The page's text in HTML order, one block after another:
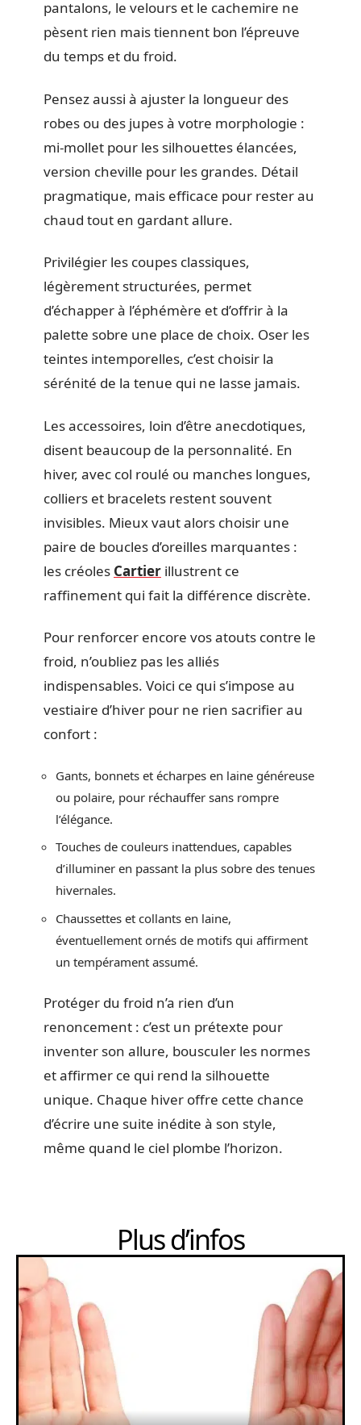
pantalons, le velours et le cachemire ne
pèsent rien mais tiennent bon l’épreuve
du temps et du froid.
Pensez aussi à ajuster la longueur des
robes ou des jupes à votre morphologie :
mi-mollet pour les silhouettes élancées,
version cheville pour les grandes. Détail
pragmatique, mais efficace pour rester au
chaud tout en gardant allure.
Privilégier les coupes classiques,
légèrement structurées, permet
d’échapper à l’éphémère et d’offrir à la
palette sobre une place de choix. Oser les
teintes intemporelles, c’est choisir la
sérénité de la tenue qui ne lasse jamais.
Les accessoires, loin d’être anecdotiques,
disent beaucoup de la personnalité. En
hiver, avec col roulé ou manches longues,
colliers et bracelets restent souvent
invisibles. Mieux vaut alors choisir une
paire de boucles d’oreilles marquantes :
les créoles Cartier illustrent ce
raffinement qui fait la différence discrète.
Pour renforcer encore vos atouts contre le
froid, n’oubliez pas les alliés
indispensables. Voici ce qui s’impose au
vestiaire d’hiver pour ne rien sacrifier au
confort :
Gants, bonnets et écharpes en laine généreuse
ou polaire, pour réchauffer sans rompre
l’élégance.
Touches de couleurs inattendues, capables
d’illuminer en passant la plus sobre des tenues
hivernales.
Chaussettes et collants en laine,
éventuellement ornés de motifs qui affirment
un tempérament assumé.
Protéger du froid n’a rien d’un
renoncement : c’est un prétexte pour
inventer son allure, bousculer les normes
et affirmer ce qui rend la silhouette
unique. Chaque hiver offre cette chance
d’écrire une suite inédite à son style,
même quand le ciel plombe l’horizon.
Plus d’infos